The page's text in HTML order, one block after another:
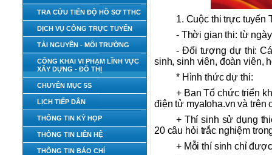
TRA CỨU TIẾN ĐỘ HỒ SƠ TTHC
DỊCH VỤ CÔNG TRỰC TUYẾN
TÀI NGUYÊN - MÔI TRƯỜNG
CÔNG KHAI VI PHẠM LĨNH VỰC
XÂY DỰNG - ĐÔ THỊ
CHUYÊN MỤC 5S
LỊCH TIẾP DÂN
THÔNG TIN KỲ HỌP
THÔNG TIN LIÊN HỆ
THÔNG TIN BÁO CHÍ
1. Cuộc thi trực tuyến
- Thời gian thi: từ
- Đối tượng dự thi:
sinh, sinh viên, đoàn viên,
* Hình thức dự thi:
+ Ban Tổ chức triển
điện tử myaloha.vn và trên
+ Thí sinh sử dụng
20 câu hỏi trắc nghiệm
+ Mỗi thí sinh chỉ